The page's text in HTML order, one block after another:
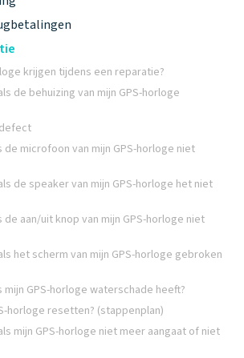
krijgen tijdens een reparatie?
de behuizing van mijn GPS-horloge
de microfoon van mijn GPS-horloge niet
de speaker van mijn GPS-horloge het niet
de aan/uit knop van mijn GPS-horloge niet
het scherm van mijn GPS-horloge gebroken
mijn GPS-horloge waterschade heeft?
horloge resetten? (stappenplan)
mijn GPS-horloge niet meer aangaat of niet